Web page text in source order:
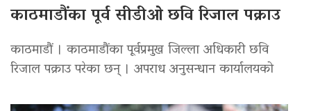
काठमाडौंका पूर्व सीडीओ छवि रिजाल पक्राउ
काठमाडौं । काठमाडौंका पूर्वप्रमुख जिल्ला अधिकारी छवि
रिजाल पक्राउ परेका छन् । अपराध अनुसन्धान कार्यालयको